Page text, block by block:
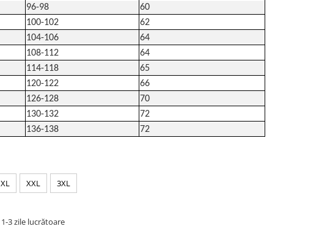
96-98
60
100-102
62
104-106
64
108-112
64
114-118
65
120-122
66
126-128
70
130-132
72
136-138 72
XL XXL 3XL
1-3 zile lucrătoare